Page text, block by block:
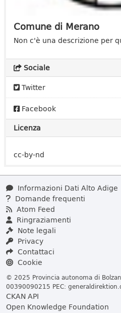
Comune di Merano
Non c'è una descrizione per
Sociale
Twitter
Facebook
Licenza
cc-by-nd
Informazioni Dati Alto Adige
Domande frequenti
Atom Feed
Ringraziamenti
Note legali
Privacy
Contattaci
Cookie
© 2025 Provincia autonoma di
00390090215 PEC:
CKAN API
Open Knowledge Foundation